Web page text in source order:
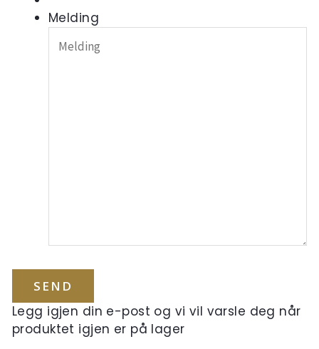
Melding
Legg igjen din e-post og vi vil varsle deg når
produktet igjen er på lager